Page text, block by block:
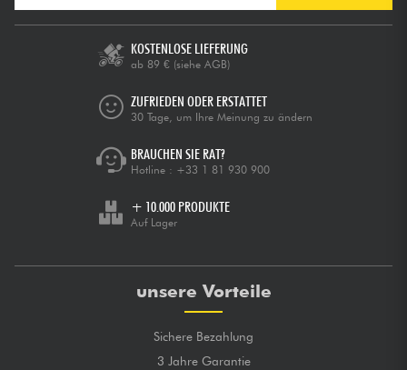
KOSTENLOSE LIEFERUNG
ab 89 € (siehe AGB)
ZUFRIEDEN ODER ERSTATTET
30 Tage, um Ihre Meinung zu ändern
BRAUCHEN SIE RAT?
Hotline : +33 1 81 930 900
+ 10.000 PRODUKTE
Auf Lager
unsere Vorteile
Sichere Bezahlung
3 Jahre Garantie